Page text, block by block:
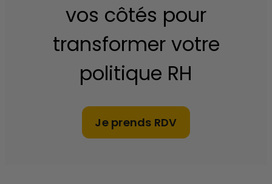
vos côtés pour
transformer votre
politique RH
Je prends RDV